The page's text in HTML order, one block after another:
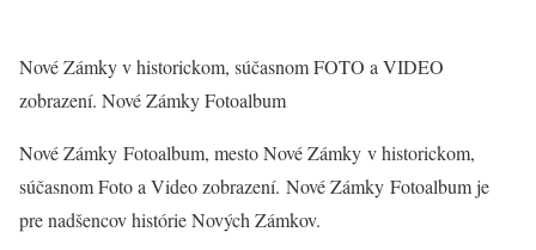
Nové Zámky v historickom, súčasnom FOTO a VIDEO
zobrazení. Nové Zámky Fotoalbum
Nové Zámky Fotoalbum, mesto Nové Zámky v historickom,
súčasnom Foto a Video zobrazení. Nové Zámky Fotoalbum je
pre nadšencov histórie Nových Zámkov.